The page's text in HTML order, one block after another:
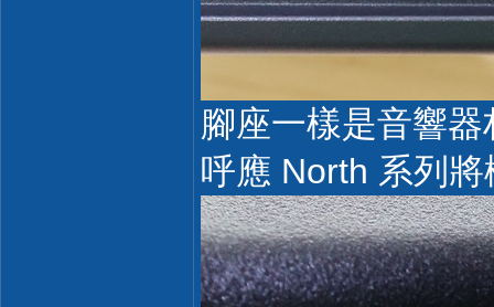
腳座一樣是音響
呼應 North 系列